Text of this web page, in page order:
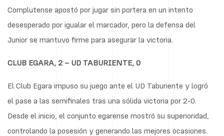
Complutense apostó por jugar sin portera en un intento
desesperado por igualar el marcador, pero la defensa del
Junior se mantuvo firme para asegurar la victoria.
CLUB EGARA, 2 – UD TABURIENTE, 0
El Club Egara impuso su juego ante el UD Taburiente y logró
el pase a las semifinales tras una sólida victoria por 2-0.
Desde el inicio, el conjunto egarense mostró su superioridad,
controlando la posesión y generando las mejores ocasiones.